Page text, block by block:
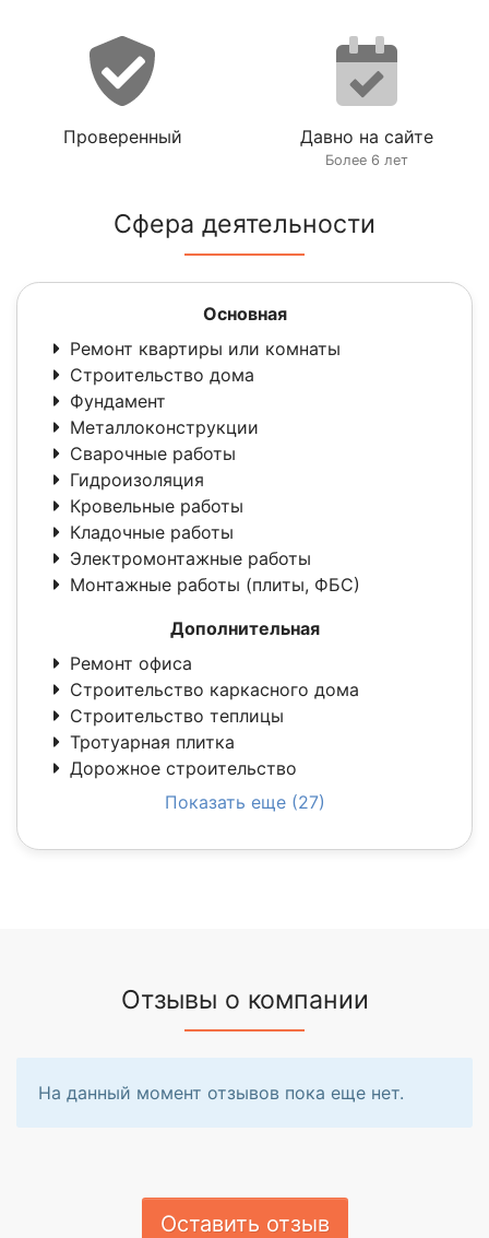
Проверенный Давно на сайте
Более 6 лет
Сфера деятельности
Основная
Ремонт квартиры или комнаты
Строительство дома
Фундамент
Металлоконструкции
Сварочные работы
Гидроизоляция
Кровельные работы
Кладочные работы
Электромонтажные работы
Монтажные работы (плиты, ФБС)
Дополнительная
Ремонт офиса
Строительство каркасного дома
Строительство теплицы
Тротуарная плитка
Дорожное строительство
Показать еще (27)
Отзывы о компании
На данный момент отзывов пока еще нет.
Оставить отзыв